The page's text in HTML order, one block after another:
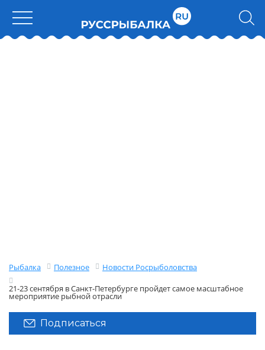
Рыбалка Полезное
Новости Росрыболовства
21-23 сентября в Санкт-Петербурге пройдет самое масштабное
мероприятие рыбной отрасли
Подписаться